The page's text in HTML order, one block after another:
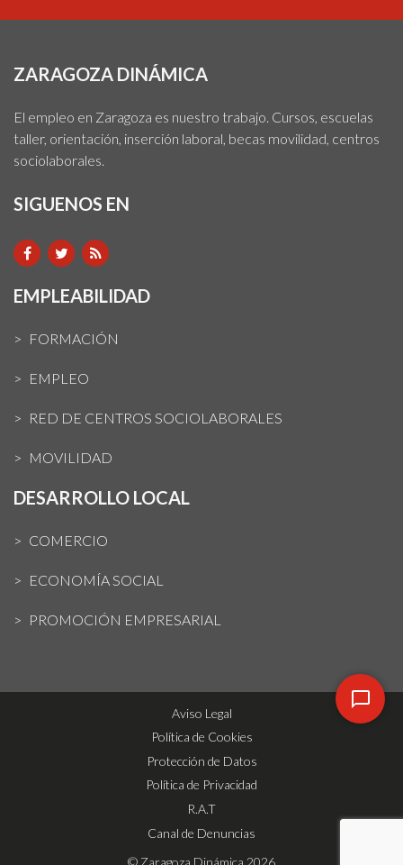
ZARAGOZA DINÁMICA
El empleo en Zaragoza es nuestro trabajo. Cursos, escuelas
taller, orientación, inserción laboral, becas movilidad, centros
sociolaborales.
SIGUENOS EN
EMPLEABILIDAD
FORMACIÓN
EMPLEO
RED DE CENTROS SOCIOLABORALES
MOVILIDAD
DESARROLLO LOCAL
COMERCIO
ECONOMÍA SOCIAL
PROMOCIÓN EMPRESARIAL
Aviso Legal
Política de Cookies
Protección de Datos
Política de Privacidad
R.A.T
Canal de Denuncias
© Zaragoza Dinámica 2026